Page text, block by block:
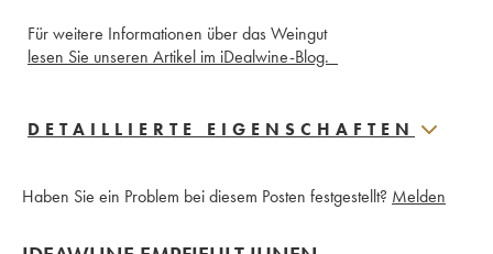
Für weitere Informationen über das Weingut
lesen Sie unseren Artikel im iDealwine-Blog.
DETAILLIERTE EIGENSCHAFTEN
Haben Sie ein Problem bei diesem Posten festgestellt? Melden